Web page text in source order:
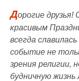
Дорогие друзья!
красивым
всегда
событие не
зрения религии,
будничную жизнь